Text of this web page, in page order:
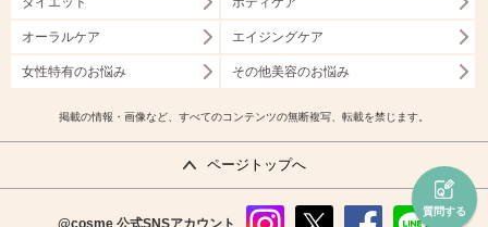
質問する
オーラルケア エイジングケア
女性特有のお悩み その他美容のお悩み
掲載の情報・画像など、すべてのコンテンツの無断複写、転載を禁じます。
ページトップへ
@cosme 公式SNSアカウント